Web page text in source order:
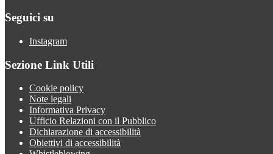
Seguici su
Instagram
Sezione Link Utili
Cookie policy
Note legali
Informativa Privacy
Ufficio Relazioni con il Pubblico
Dichiarazione di accessibilità
Obiettivi di accessibilità